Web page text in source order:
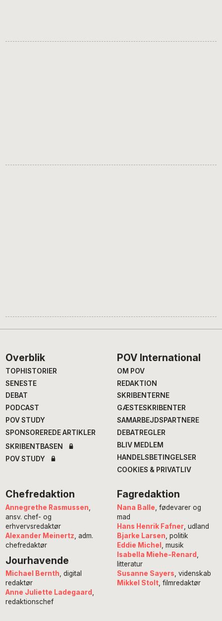
Footer
Overblik
TOPHISTORIER
SENESTE
DEBAT
PODCAST
POV STUDY
SPONSOREREDE ARTIKLER
SKRIBENTBASEN
POV STUDY
POV International
OM POV
REDAKTION
SKRIBENTERNE
GÆSTESKRIBENTER
SAMARBEJDSPARTNERE
DEBATREGLER
BLIV MEDLEM
HANDELSBETINGELSER
COOKIES & PRIVATLIV
Chefredaktion
Annegrethe Rasmussen
ansv. chef- og
erhvervsredaktør
Alexander Meinertz , adm.
chefredaktør
Jourhavende
Michael Bernth, digital
redaktør
Anne Juliette Ladegaard ,
redaktionschef
Fagredaktion
Nana Balle , fødevarer og
mad
Hans Henrik Fafner, udland
Bjarke Larsen , politik
Eddie Michel
, musik
Isabella Miehe-Renard
litteratur
Susanne Sayers , videnskab
Mikkel Stolt, filmredaktør